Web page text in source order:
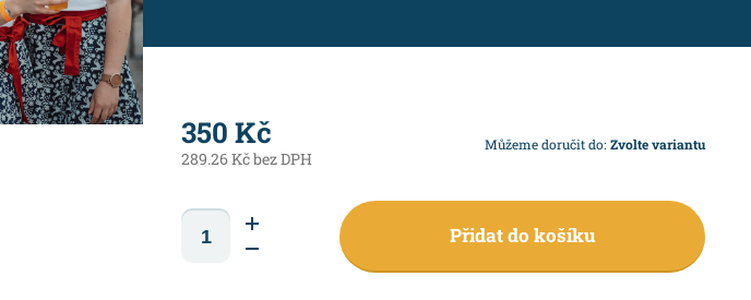
350 Kč
289.26 Kč bez DPH
Můžeme doručit do: Zvolte variantu
Přidat do košíku